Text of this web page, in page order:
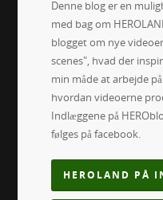
Denne blog er en
med bag om
blogget om nye
scenes", hvad der
min måde at arbejde
hvordan videoerne
Indlæggene på
følges på facebook.
HEROLAND PÅ